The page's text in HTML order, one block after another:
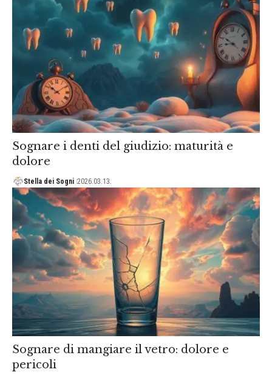
Sognare i denti del giudizio: maturità e
dolore
Stella dei Sogni 2026.03.13.
Sognare di mangiare il vetro: dolore e
pericoli